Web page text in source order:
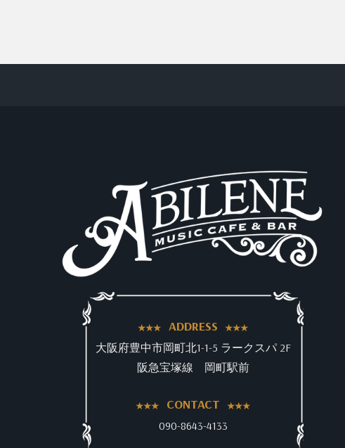
ADDRESS
大阪府豊中市岡町北1-1-5 ラークスパ 2F
阪急宝塚線 岡町駅前
CONTACT
090-8643-4133